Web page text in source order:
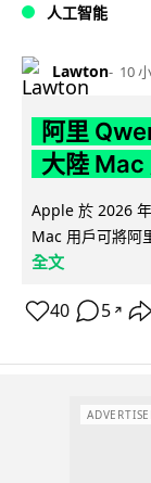
人工智能
Lawton 10
阿里
大陸 Mac
Apple 於 2026
Mac 用戶可將阿
全文
40 5 ↗